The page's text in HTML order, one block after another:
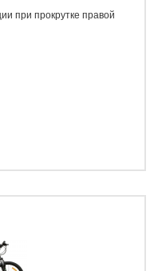
при прокрутке правой